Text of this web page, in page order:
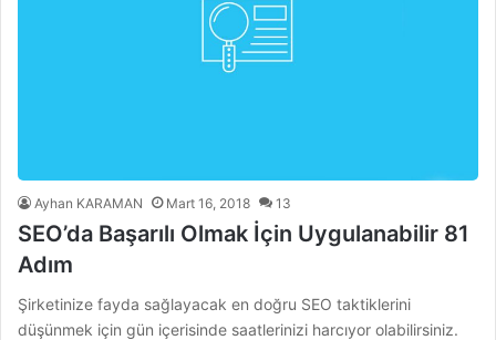
Ayhan KARAMAN Mart 16, 2018 13
SEO’da Başarılı Olmak İçin Uygulanabilir 81
Adım
Şirketinize fayda sağlayacak en doğru SEO taktiklerini
düşünmek için gün içerisinde saatlerinizi harcıyor olabilirsiniz.